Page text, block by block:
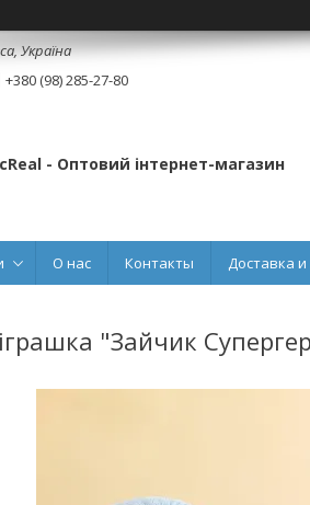
Україна
+380 (98) 285-27-80
- Оптовий інтернет-магазин
О нас Контакты Доставка
"Зайчик